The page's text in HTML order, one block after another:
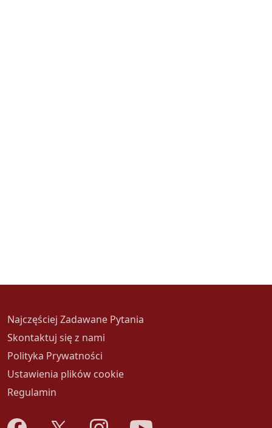
Najczęściej Zadawane Pytania
Skontaktuj się z nami
Polityka Prywatności
Ustawienia plików cookie
Regulamin